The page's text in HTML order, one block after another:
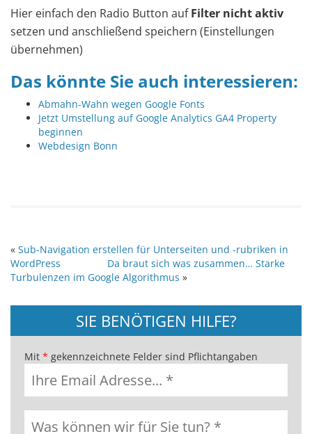
Hier einfach den Radio Button aufFilter nicht aktiv
setzen und anschließend speichern (Einstellungen
übernehmen)
Das könnte Sie auch interessieren:
Abmahn-Wahn wegen Google Fonts
Jetzt Umstellung auf Google Analytics GA4 Property
beginnen
Webdesign Bonn
« Sub-Navigation erstellen für Unterseiten und -rubriken in
WordPress
Da braut sich was zusammen… Starke
Turbulenzen im Google Algorithmus »
SIE BENÖTIGEN HILFE?
Mit * gekennzeichnete Felder sind Pflichtangaben